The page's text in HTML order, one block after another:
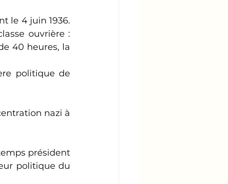
le 4 juin 1936.
ouvrière :
40 heures, la
politique de
nazi à
président
politique du